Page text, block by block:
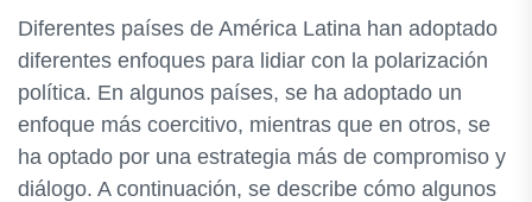
Diferentes países de América Latina han adoptado
diferentes enfoques para lidiar con la polarización
política. En algunos países, se ha adoptado un
enfoque más coercitivo, mientras que en otros, se
ha optado por una estrategia más de compromiso y
diálogo. A continuación, se describe cómo algunos